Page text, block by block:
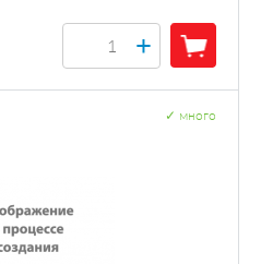
+
много